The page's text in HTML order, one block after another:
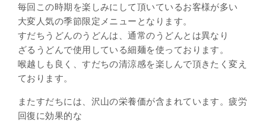
毎回この時期を楽しみにして頂いているお客様が多い
大変人気の季節限定メニューとなります。
すだちうどんのうどんは、通常のうどんとは異なり
ざるうどんで使用している細麺を使っております。
喉越しも良く、すだちの清涼感を楽しんで頂きたく変え
ております。
またすだちには、沢山の栄養価が含まれています。疲労
回復に効果的な